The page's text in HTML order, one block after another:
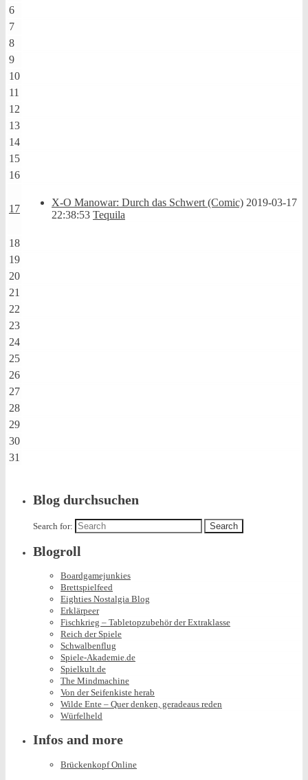
6
7
8
9
10
11
12
13
14
15
16
17
X-O Manowar: Durch das Schwert (Comic) 2019-03-17
22:38:53 Tequila
18
19
20
21
22
23
24
25
26
27
28
29
30
31
Blog durchsuchen
Search for:
Blogroll
Boardgamejunkies
Brettspielfeed
Eighties Nostalgia Blog
Erklärpeer
Fischkrieg – Tabletopzubehör der Extraklasse
Reich der Spiele
Schwalbenflug
Spiele-Akademie.de
Spielkult.de
The Mindmachine
Von der Seifenkiste herab
Wilde Ente – Quer denken, geradeaus reden
Würfelheld
Infos and more
Brückenkopf Online